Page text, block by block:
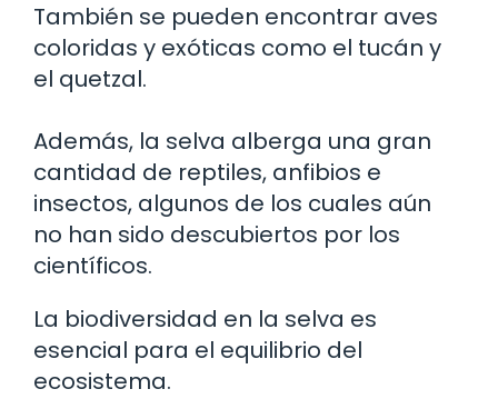
También se pueden encontrar aves
coloridas y exóticas como el tucán y
el quetzal.
Además, la selva alberga una gran
cantidad de reptiles, anfibios e
insectos, algunos de los cuales aún
no han sido descubiertos por los
científicos.
La biodiversidad en la selva es
esencial para el equilibrio del
ecosistema.